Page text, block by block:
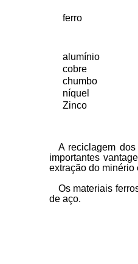
ferro
alumínio
cobre
chumbo
níquel
Zinco
A reciclagem
importantes
extração do minério
Os materiais
de aço.